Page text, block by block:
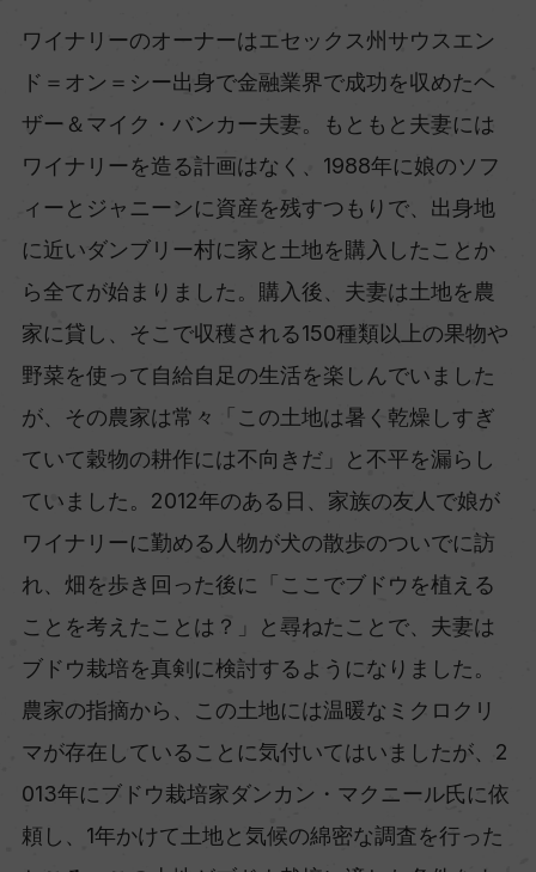
ワイナリーのオーナーはエセックス州サウスエン
ド＝オン＝シー出身で金融業界で成功を収めたヘ
ザー＆マイク・バンカー夫妻。もともと夫妻には
ワイナリーを造る計画はなく、1988年に娘のソフ
ィーとジャニーンに資産を残すつもりで、出身地
に近いダンブリー村に家と土地を購入したことか
ら全てが始まりました。購入後、夫妻は土地を農
家に貸し、そこで収穫される150種類以上の果物や
野菜を使って自給自足の生活を楽しんでいました
が、その農家は常々「この土地は暑く乾燥しすぎ
ていて穀物の耕作には不向きだ」と不平を漏らし
ていました。2012年のある日、家族の友人で娘が
ワイナリーに勤める人物が犬の散歩のついでに訪
れ、畑を歩き回った後に「ここでブドウを植える
ことを考えたことは？」と尋ねたことで、夫妻は
ブドウ栽培を真剣に検討するようになりました。
農家の指摘から、この土地には温暖なミクロクリ
マが存在していることに気付いてはいましたが、2
013年にブドウ栽培家ダンカン・マクニール氏に依
頼し、1年かけて土地と気候の綿密な調査を行った